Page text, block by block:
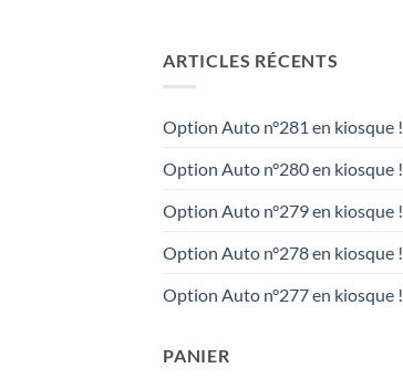
ARTICLES RÉCENTS
Option Auto n°281 en kiosque !
Option Auto n°280 en kiosque !
Option Auto n°279 en kiosque !
Option Auto n°278 en kiosque !
Option Auto n°277 en kiosque !
PANIER